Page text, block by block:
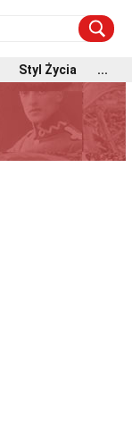
Styl Życia ...